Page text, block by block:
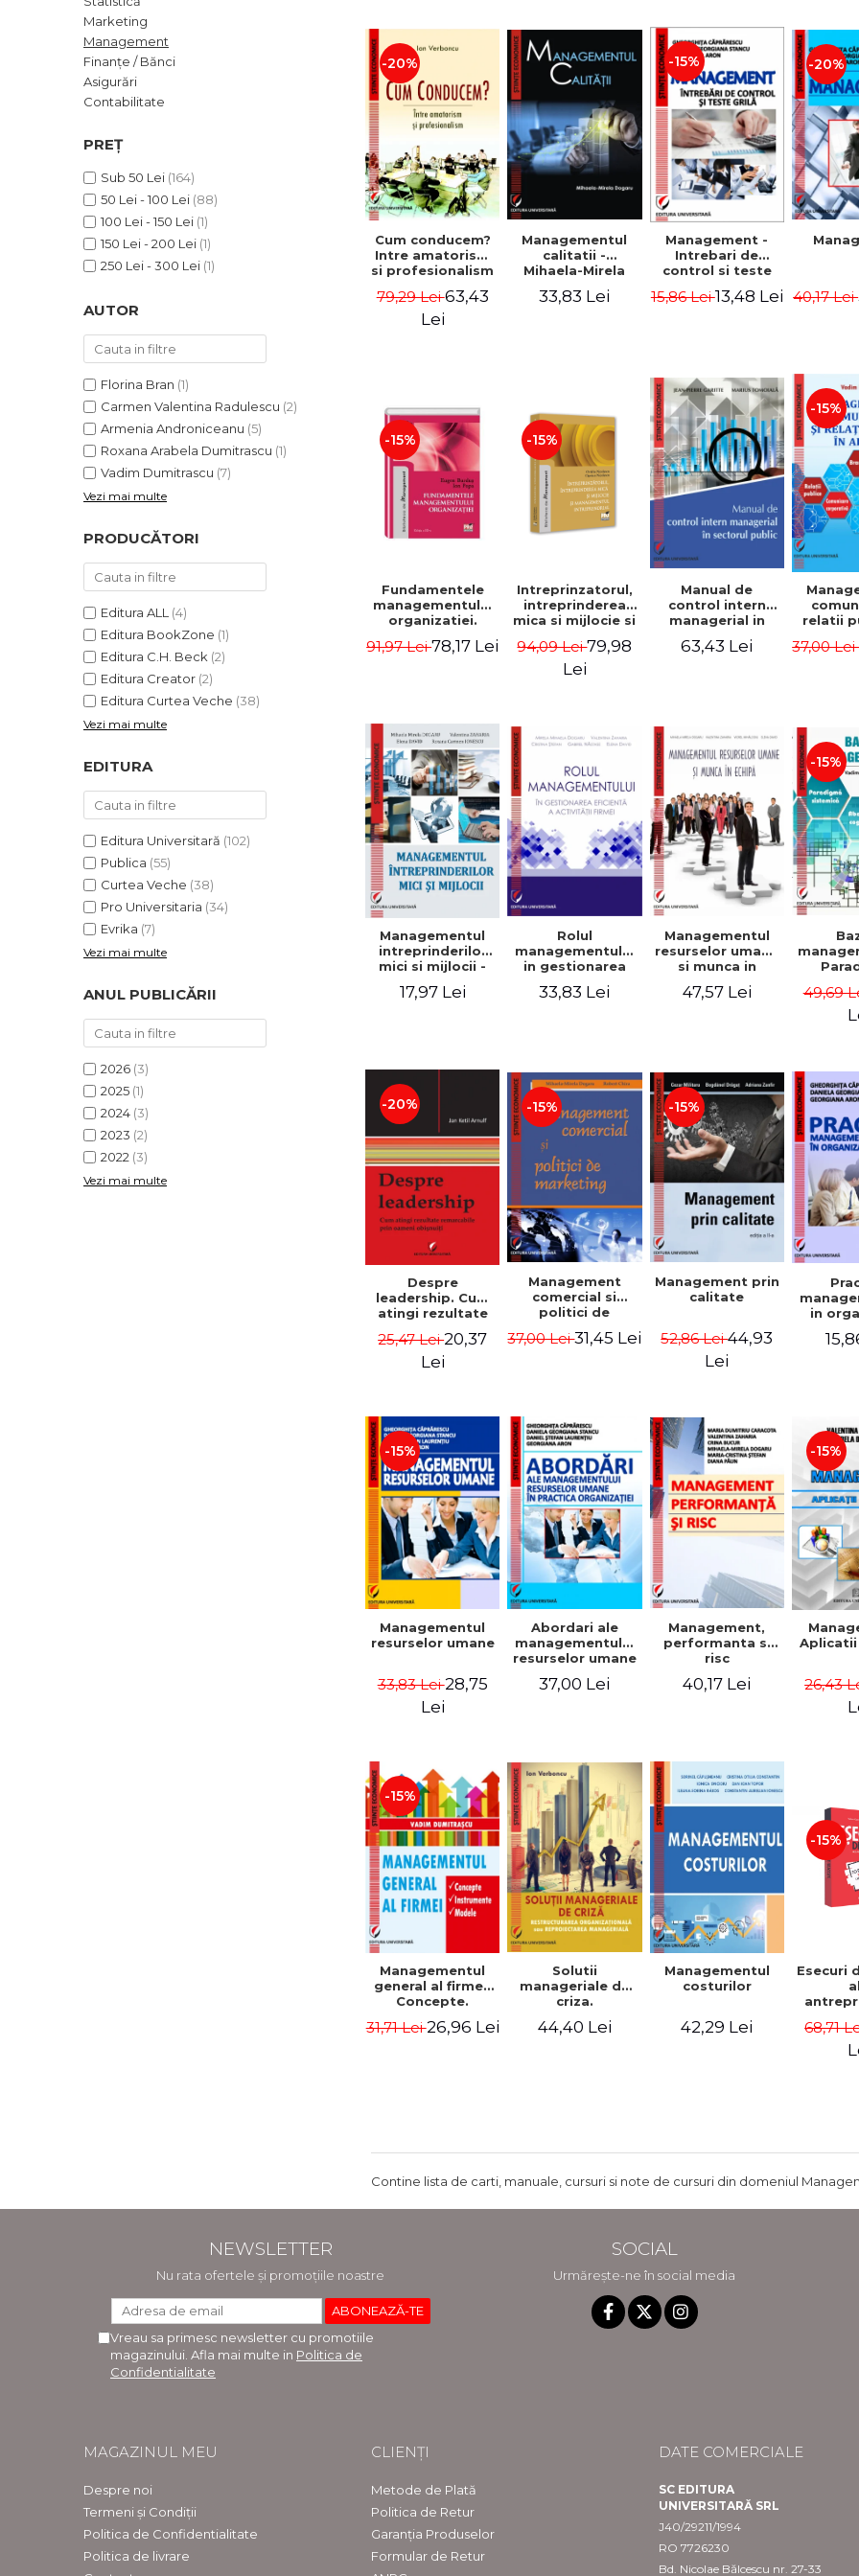
ADMINISTRATIVE
ȘTIINȚE ECONOMICE
ȘTIINȚE EXACTE
EDUCAȚIE FIZICĂ ȘI SPORT
PREUNIVERSITARIA
PACHETE DE STUDIU
PROMOȚIILE LUNII
Cum Cumpăr
Politica de Retur
Formular de Retur
Marketing
Management
Finanțe / Bănci
Asigurări
Contabilitate
PREȚ
Sub 50 Lei (164)
50 Lei - 100 Lei (88)
100 Lei - 150 Lei (1)
150 Lei - 200 Lei (1)
250 Lei - 300 Lei (1)
AUTOR
Florina Bran (1)
Carmen Valentina Radulescu (2)
Armenia Androniceanu (5)
Roxana Arabela Dumitrascu (1)
Vadim Dumitrascu (7)
Vezi mai multe
PRODUCĂTORI
Editura ALL (4)
Editura BookZone (1)
Editura C.H. Beck (2)
Editura Creator (2)
Editura Curtea Veche (38)
Vezi mai multe
EDITURA
Editura Universitară (102)
Publica (55)
Curtea Veche (38)
Pro Universitaria (34)
Evrika (7)
Vezi mai multe
ANUL PUBLICĂRII
2026 (3)
2025 (1)
2024 (3)
2023 (2)
2022 (3)
Vezi mai multe
-20%
Cum conducem?
Intre amatorism
si profesionalism
79,29 Lei63,43
Lei
Managementul
calitatii -
Mihaela-Mirela
33,83 Lei
-15%
Management -
Intrebari de
control si teste
15,86 Lei13,48 Lei
-20%
40,17 Lei
-15%
Fundamentele
managementului
organizatiei.
Eugen Burdus,
91,97 Lei78,17 Lei
-15%
Intreprinzatorul,
intreprinderea
mica si mijlocie si
intreprenorial -
Ovidiu Nicolescu,
94,09 Lei79,98
Lei
Manual de
control intern
managerial in
sectorul public -
Jean-Pierre
63,43 Lei
-15%
relatii
37,00 Lei
Managementul
intreprinderilor
mici si mijlocii -
Elena David,
Mihaela-Mirela
17,97 Lei
Rolul
managementului
in gestionarea
eficienta a
activitatii firmei -
Dogaru,
Valentina Zaharia
33,83 Lei
Managementul
resurselor umane
si munca in
47,57 Lei
-15%
49,69
-20%
Despre
leadership. Cum
atingi rezultate
oameni obisnuiti
25,47 Lei20,37
Lei
-15%
Management
comercial si
politici de
37,00 Lei31,45 Lei
-15%
Management prin
calitate
52,86 Lei44,93
Lei
in
-15%
Managementul
resurselor umane
33,83 Lei28,75
Lei
Abordari ale
managementului
resurselor umane
organizatiei
37,00 Lei
Management,
performanta si
risc
40,17 Lei
-15%
26,43
-15%
Managementul
general al firmei.
Concepte.
Modele
31,71 Lei26,96 Lei
Solutii
manageriale de
criza.
organizationala
44,40 Lei
Managementul
costurilor
42,29 Lei
-15%
Esecuri
esec
68,71
Contine lista de carti, manuale, cursuri si note de cursuri din domeniul
NEWSLETTER
Nu rata ofertele și promoțiile noastre
Vreau sa primesc newsletter cu promotiile
magazinului. Afla mai multe in Politica de
Confidentialitate
SOCIAL
Urmărește-ne în social media
MAGAZINUL MEU
Despre noi
Termeni și Condiții
Politica de Confidentialitate
Politica de livrare
CLIENȚI
Metode de Plată
Politica de Retur
Garanția Produselor
Formular de Retur
DATE COMERCIALE
SC EDITURA
UNIVERSITARĂ SRL
J40/29211/1994
RO 7726230
Bd. Nicolae Bălcescu nr. 27-33